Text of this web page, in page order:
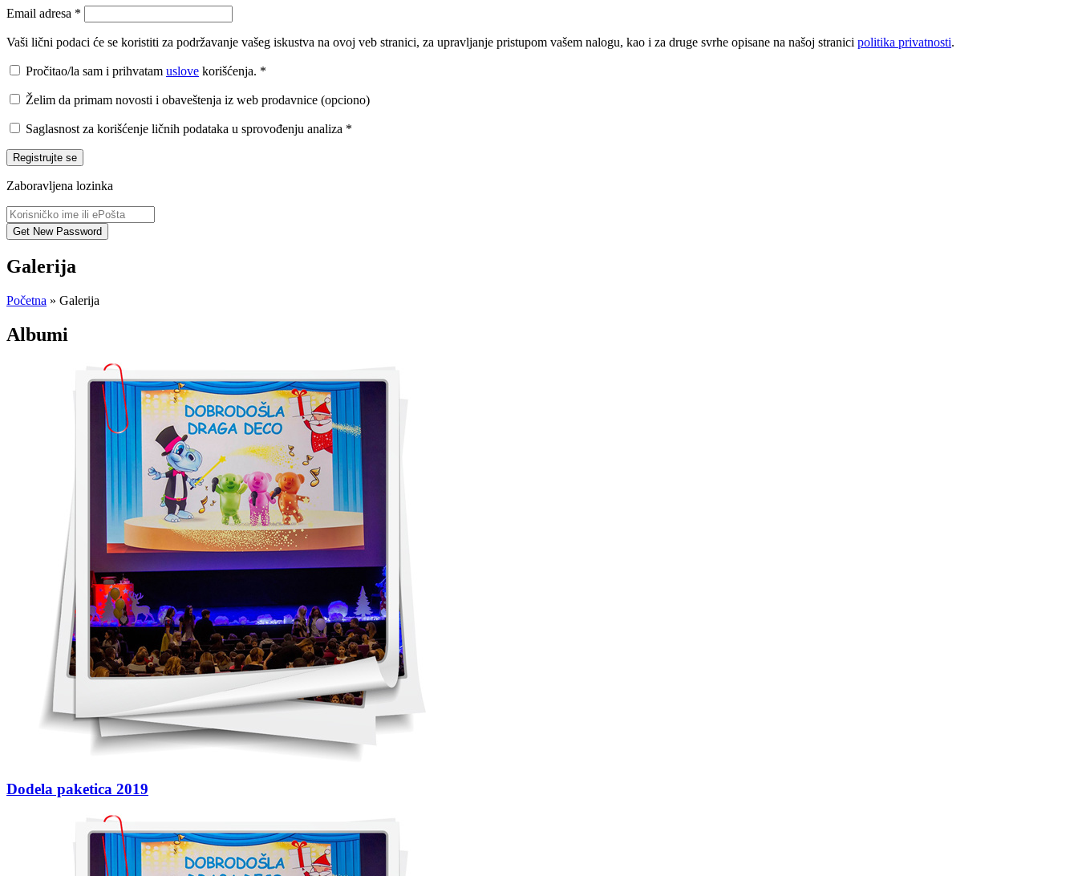
Email adresa *
Vaši lični podaci će se koristiti za podržavanje vašeg iskustva na ovoj veb stranici, za upravljanje pristupom vašem nalogu, kao i za druge svrhe opisane na našoj stranici politika privatnosti.
Pročitao/la sam i prihvatam uslove korišćenja. *
Želim da primam novosti i obaveštenja iz web prodavnice (opciono)
Saglasnost za korišćenje ličnih podataka u sprovođenju analiza *
Registrujte se
Zaboravljena lozinka
Galerija
Početna » Galerija
Albumi
Dodela paketica 2019